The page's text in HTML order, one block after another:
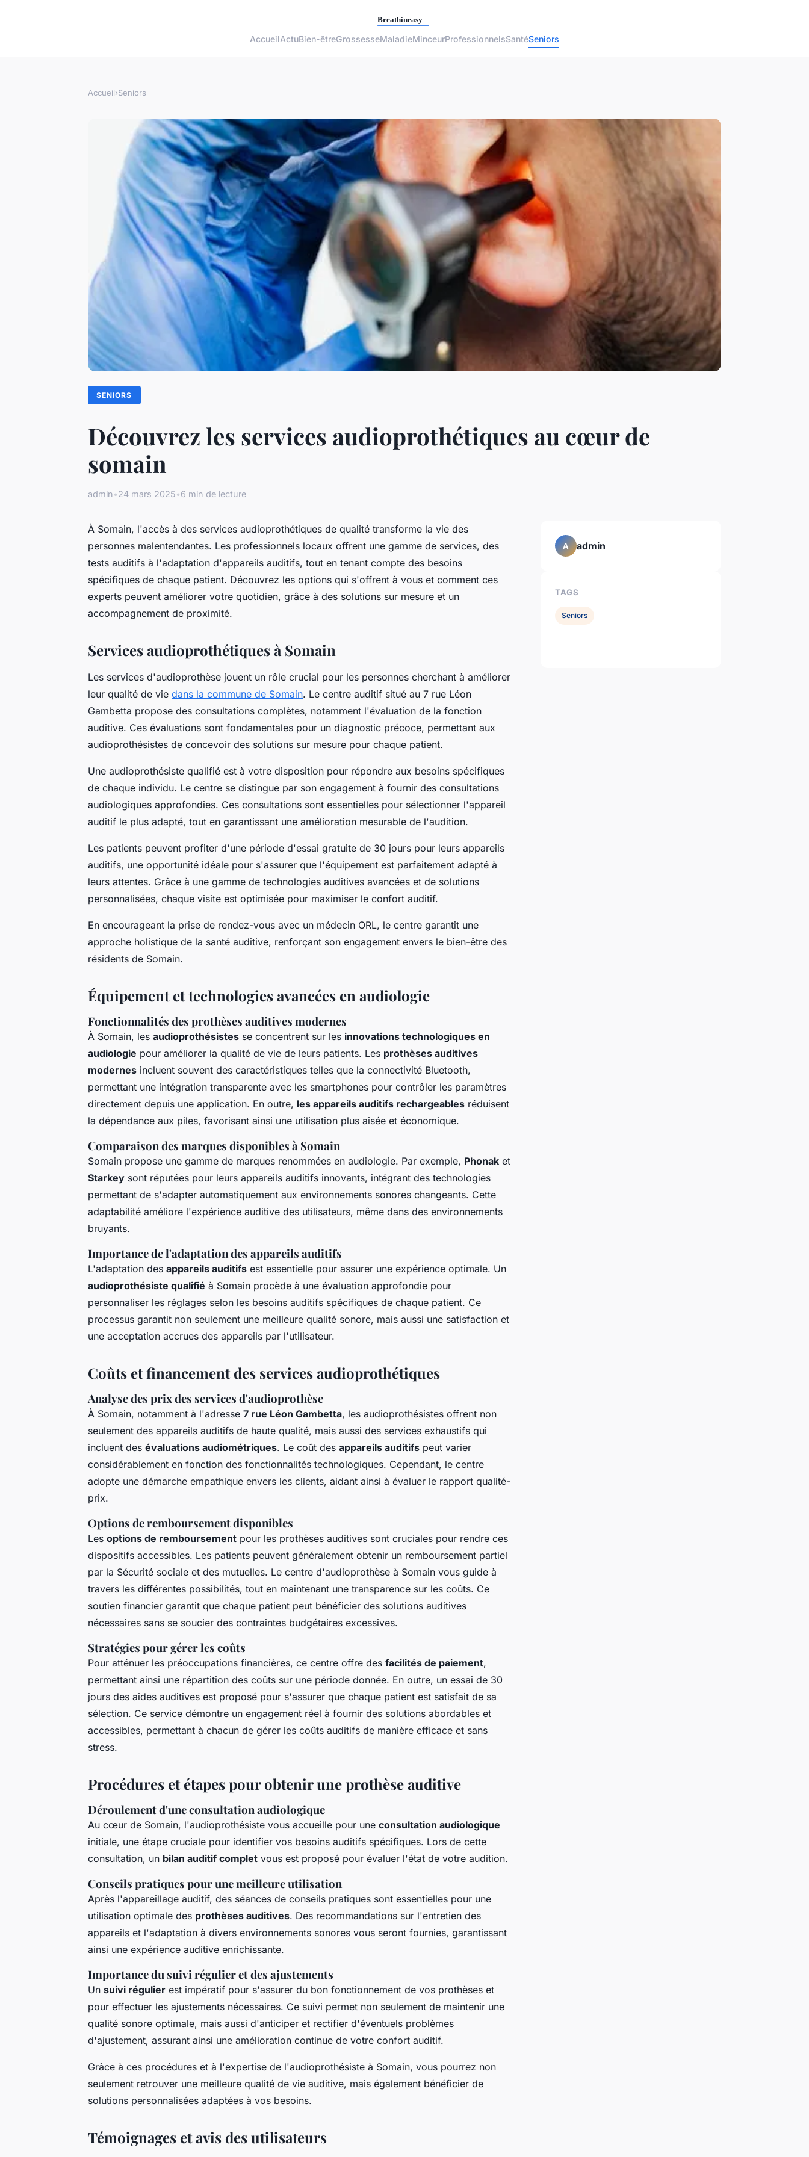
AccueilActuBien-êtreGrossesseMaladieMinceurProfessionnelsSantéSeniors
Accueil›Seniors
SENIORS
Découvrez les services audioprothétiques au cœur de
somain
admin•24 mars 2025•6 min de lecture
À Somain, l'accès à des services audioprothétiques de qualité transforme la vie des
personnes malentendantes. Les professionnels locaux offrent une gamme de services, des
tests auditifs à l'adaptation d'appareils auditifs, tout en tenant compte des besoins
spécifiques de chaque patient. Découvrez les options qui s'offrent à vous et comment ces
experts peuvent améliorer votre quotidien, grâce à des solutions sur mesure et un
accompagnement de proximité.
Services audioprothétiques à Somain
Les services d'audioprothèse jouent un rôle crucial pour les personnes cherchant à améliorer
leur qualité de vie dans la commune de Somain. Le centre auditif situé au 7 rue Léon
Gambetta propose des consultations complètes, notamment l'évaluation de la fonction
auditive. Ces évaluations sont fondamentales pour un diagnostic précoce, permettant aux
audioprothésistes de concevoir des solutions sur mesure pour chaque patient.
Une audioprothésiste qualifié est à votre disposition pour répondre aux besoins spécifiques
de chaque individu. Le centre se distingue par son engagement à fournir des consultations
audiologiques approfondies. Ces consultations sont essentielles pour sélectionner l'appareil
auditif le plus adapté, tout en garantissant une amélioration mesurable de l'audition.
Les patients peuvent profiter d'une période d'essai gratuite de 30 jours pour leurs appareils
auditifs, une opportunité idéale pour s'assurer que l'équipement est parfaitement adapté à
leurs attentes. Grâce à une gamme de technologies auditives avancées et de solutions
personnalisées, chaque visite est optimisée pour maximiser le confort auditif.
En encourageant la prise de rendez-vous avec un médecin ORL, le centre garantit une
approche holistique de la santé auditive, renforçant son engagement envers le bien-être des
résidents de Somain.
Équipement et technologies avancées en audiologie
Fonctionnalités des prothèses auditives modernes
À Somain, les audioprothésistes se concentrent sur les innovations technologiques en
audiologie pour améliorer la qualité de vie de leurs patients. Les prothèses auditives
modernes incluent souvent des caractéristiques telles que la connectivité Bluetooth,
permettant une intégration transparente avec les smartphones pour contrôler les paramètres
directement depuis une application. En outre, les appareils auditifs rechargeables réduisent
la dépendance aux piles, favorisant ainsi une utilisation plus aisée et économique.
Comparaison des marques disponibles à Somain
Somain propose une gamme de marques renommées en audiologie. Par exemple, Phonak et
Starkey sont réputées pour leurs appareils auditifs innovants, intégrant des technologies
permettant de s'adapter automatiquement aux environnements sonores changeants. Cette
adaptabilité améliore l'expérience auditive des utilisateurs, même dans des environnements
bruyants.
Importance de l'adaptation des appareils auditifs
L'adaptation des appareils auditifs est essentielle pour assurer une expérience optimale. Un
audioprothésiste qualifié à Somain procède à une évaluation approfondie pour
personnaliser les réglages selon les besoins auditifs spécifiques de chaque patient. Ce
processus garantit non seulement une meilleure qualité sonore, mais aussi une satisfaction et
une acceptation accrues des appareils par l'utilisateur.
Coûts et financement des services audioprothétiques
Analyse des prix des services d'audioprothèse
À Somain, notamment à l'adresse 7 rue Léon Gambetta, les audioprothésistes offrent non
seulement des appareils auditifs de haute qualité, mais aussi des services exhaustifs qui
incluent des évaluations audiométriques. Le coût des appareils auditifs peut varier
considérablement en fonction des fonctionnalités technologiques. Cependant, le centre
adopte une démarche empathique envers les clients, aidant ainsi à évaluer le rapport qualité-
prix.
Options de remboursement disponibles
Les options de remboursement pour les prothèses auditives sont cruciales pour rendre ces
dispositifs accessibles. Les patients peuvent généralement obtenir un remboursement partiel
par la Sécurité sociale et des mutuelles. Le centre d'audioprothèse à Somain vous guide à
travers les différentes possibilités, tout en maintenant une transparence sur les coûts. Ce
soutien financier garantit que chaque patient peut bénéficier des solutions auditives
nécessaires sans se soucier des contraintes budgétaires excessives.
Stratégies pour gérer les coûts
Pour atténuer les préoccupations financières, ce centre offre des facilités de paiement,
permettant ainsi une répartition des coûts sur une période donnée. En outre, un essai de 30
jours des aides auditives est proposé pour s'assurer que chaque patient est satisfait de sa
sélection. Ce service démontre un engagement réel à fournir des solutions abordables et
accessibles, permettant à chacun de gérer les coûts auditifs de manière efficace et sans
stress.
Procédures et étapes pour obtenir une prothèse auditive
Déroulement d'une consultation audiologique
Au cœur de Somain, l'audioprothésiste vous accueille pour une consultation audiologique
initiale, une étape cruciale pour identifier vos besoins auditifs spécifiques. Lors de cette
consultation, un bilan auditif complet vous est proposé pour évaluer l'état de votre audition.
Conseils pratiques pour une meilleure utilisation
Après l'appareillage auditif, des séances de conseils pratiques sont essentielles pour une
utilisation optimale des prothèses auditives. Des recommandations sur l'entretien des
appareils et l'adaptation à divers environnements sonores vous seront fournies, garantissant
ainsi une expérience auditive enrichissante.
Importance du suivi régulier et des ajustements
Un suivi régulier est impératif pour s'assurer du bon fonctionnement de vos prothèses et
pour effectuer les ajustements nécessaires. Ce suivi permet non seulement de maintenir une
qualité sonore optimale, mais aussi d'anticiper et rectifier d'éventuels problèmes
d'ajustement, assurant ainsi une amélioration continue de votre confort auditif.
Grâce à ces procédures et à l'expertise de l'audioprothésiste à Somain, vous pourrez non
seulement retrouver une meilleure qualité de vie auditive, mais également bénéficier de
solutions personnalisées adaptées à vos besoins.
Témoignages et avis des utilisateurs
A admin
TAGS
Seniors